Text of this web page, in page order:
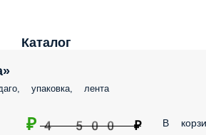
Каталог
упаковка, лента
₽ 4 500 ₽ В